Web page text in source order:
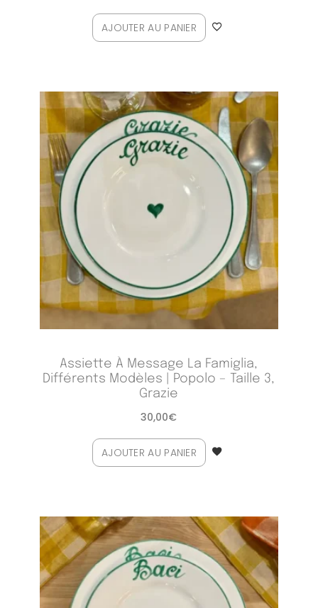
AJOUTER AU PANIER
Assiette À Message La Famiglia,
Différents Modèles | Popolo – Taille 3,
Grazie
30,00€
AJOUTER AU PANIER